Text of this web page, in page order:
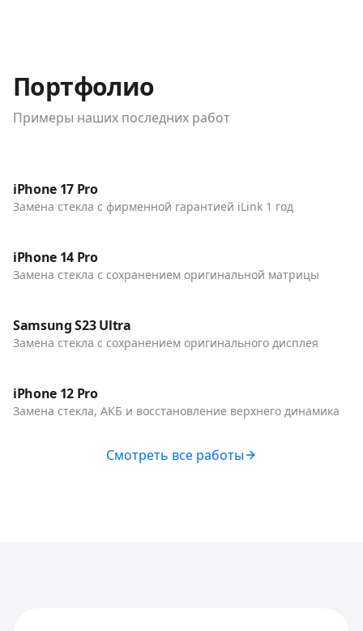
Портфолио
Примеры наших последних работ
Телефоны
iPhone 17 Pro
Замена стекла с фирменной гарантией iLink 1 год
Телефоны
До / После
iPhone 14 Pro
Замена стекла с сохранением оригинальной матрицы
Телефоны
До / После
Samsung S23 Ultra
Замена стекла с сохранением оригинального дисплея
Телефоны
До / После
iPhone 12 Pro
Замена стекла, АКБ и восстановление верхнего динамика
Смотреть все работы